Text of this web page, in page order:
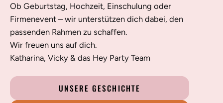
Ob Geburtstag, Hochzeit, Einschulung oder
Firmenevent – wir unterstützen dich dabei, den
passenden Rahmen zu schaffen.
Wir freuen uns auf dich.
Katharina, Vicky & das Hey Party Team
UNSERE GESCHICHTE